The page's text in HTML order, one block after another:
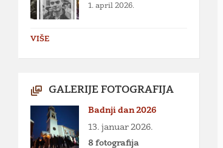
1. april 2026.
VIŠE
GALERIJE FOTOGRAFIJA
Badnji dan 2026
13. januar 2026.
8 fotografija